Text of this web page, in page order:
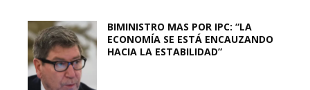
BIMINISTRO MAS POR IPC: “LA
ECONOMÍA SE ESTÁ ENCAUZANDO
HACIA LA ESTABILIDAD”